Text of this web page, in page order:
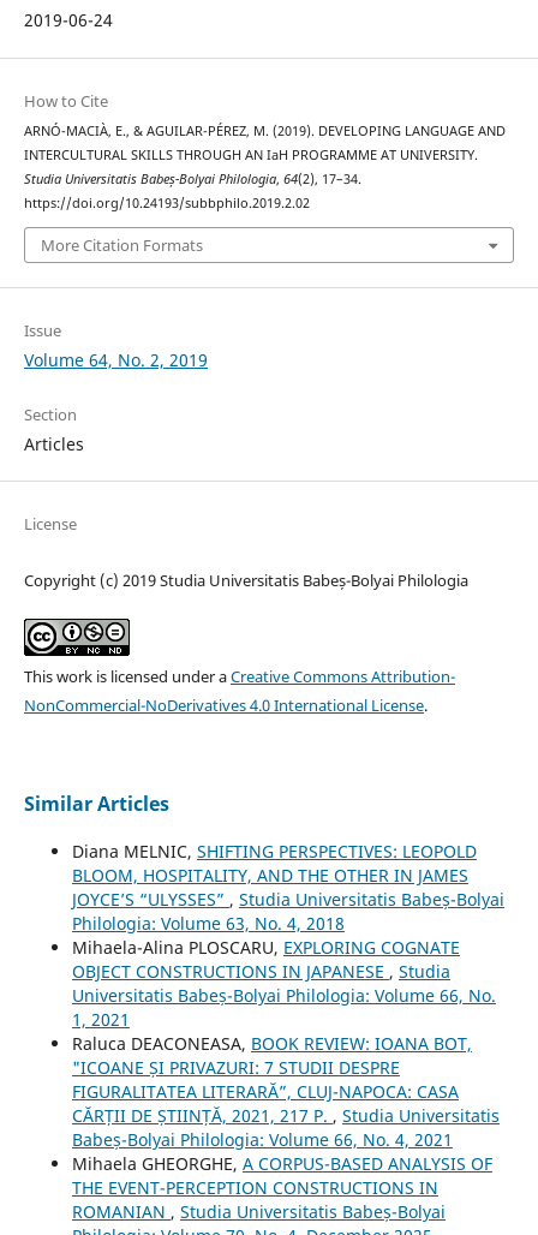
2019-06-24
How to Cite
ARNÓ-MACIÀ, E., & AGUILAR-PÉREZ, M. (2019). DEVELOPING LANGUAGE AND
INTERCULTURAL SKILLS THROUGH AN IaH PROGRAMME AT UNIVERSITY.
Studia Universitatis Babeș-Bolyai Philologia, 64(2), 17–34.
https://doi.org/10.24193/subbphilo.2019.2.02
More Citation Formats
Issue
Volume 64, No. 2, 2019
Section
Articles
License
Copyright (c) 2019 Studia Universitatis Babeș-Bolyai Philologia
This work is licensed under aCreative Commons Attribution-
NonCommercial-NoDerivatives 4.0 International License.
Similar Articles
Diana MELNIC, SHIFTING PERSPECTIVES: LEOPOLD
BLOOM, HOSPITALITY, AND THE OTHER IN JAMES
JOYCE’S “ULYSSES” , Studia Universitatis Babeș-Bolyai
Philologia: Volume 63, No. 4, 2018
Mihaela-Alina PLOSCARU, EXPLORING COGNATE
OBJECT CONSTRUCTIONS IN JAPANESE , Studia
Universitatis Babeș-Bolyai Philologia: Volume 66, No.
1, 2021
Raluca DEACONEASA, BOOK REVIEW: IOANA BOT,
"ICOANE ȘI PRIVAZURI: 7 STUDII DESPRE
FIGURALITATEA LITERARĂ”, CLUJ-NAPOCA: CASA
CĂRȚII DE ȘTIINȚĂ, 2021, 217 P. , Studia Universitatis
Babeș-Bolyai Philologia: Volume 66, No. 4, 2021
Mihaela GHEORGHE, A CORPUS-BASED ANALYSIS OF
THE EVENT-PERCEPTION CONSTRUCTIONS IN
ROMANIAN , Studia Universitatis Babeș-Bolyai